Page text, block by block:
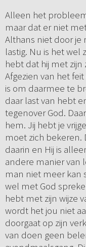
Alleen het
maar dat er niet
Althans niet door je
lastig. Nu is het wel
hebt dat hij met
Afgezien van het
is om daarmee te
daar last van hebt
tegenover God.
hem. Jij hebt je
moet zich bekeren.
daarin en Hij is
andere manier van
man niet meer kan
wel met God
hebt met zijn wijze
wordt het jou niet
doorgaat op zijn
van doen geen